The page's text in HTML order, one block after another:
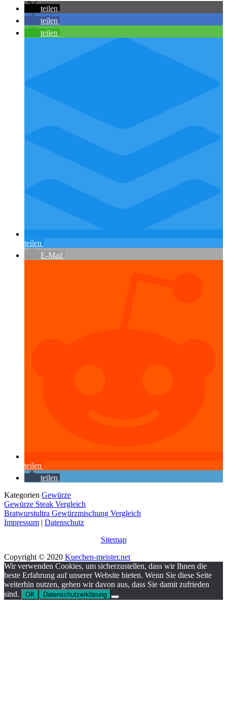
teilen
teilen
teilen
teilen
E-Mail
teilen
teilen
Kategorien Gewürze
Gewürze Steak Vergleich
Bratwurstultra Gewürzmischung Vergleich
Impressum | Datenschutz
Sitemap
Copyright © 2020 Kuechen-meister.net
Wir verwenden Cookies, um sicherzustellen, dass wir Ihnen die
beste Erfahrung auf unserer Website bieten. Wenn Sie diese Seite
weiterhin nutzen, gehen wir davon aus, dass Sie damit zufrieden
sind.
OK Datenschutzerklärung